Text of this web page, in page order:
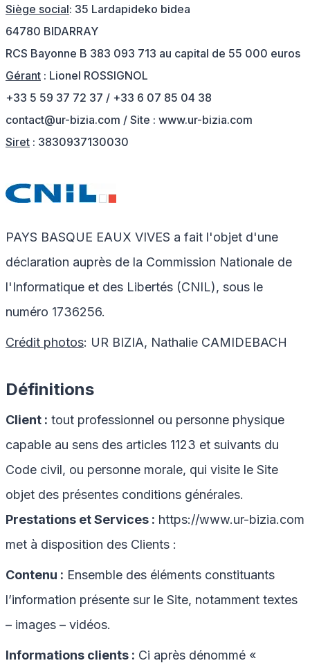
Siège social: 35 Lardapideko bidea
64780 BIDARRAY
RCS Bayonne B 383 093 713 au capital de 55 000 euros
Gérant : Lionel ROSSIGNOL
+33 5 59 37 72 37 / +33 6 07 85 04 38
contact@ur-bizia.com / Site : www.ur-bizia.com
Siret : 3830937130030
PAYS BASQUE EAUX VIVES a fait l'objet d'une
déclaration auprès de la Commission Nationale de
l'Informatique et des Libertés (CNIL), sous le
numéro 1736256.
Crédit photos: UR BIZIA, Nathalie CAMIDEBACH
Définitions
Client : tout professionnel ou personne physique
capable au sens des articles 1123 et suivants du
Code civil, ou personne morale, qui visite le Site
objet des présentes conditions générales.
Prestations et Services : https://www.ur-bizia.com
met à disposition des Clients :
Contenu : Ensemble des éléments constituants
l’information présente sur le Site, notamment textes
– images – vidéos.
Informations clients : Ci après dénommé «